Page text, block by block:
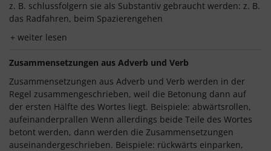
z. B. schlussfolgern sie als Substantiv gebraucht werden: z. B.
das Radfahren, beim Spazierengehen
weiter lesen
Zusammensetzungen aus Adverb und Verb
Zusammensetzungen aus Adverb und Verb werden in der
Regel zusammengeschrieben, weil die Betonung dann auf
der ersten Hälfte des Wortes liegt. Beispiele: abwärtsrollen,
aufeinanderprallen Wenn allerdings beide Teile des Wortes
betont werden, dann werden die Zusammensetzungen
auseinandergeschrieben. Beispiele: rückwärts einparken,